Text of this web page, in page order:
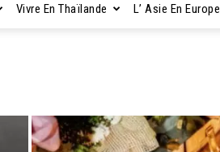
Gavroche
Thaïlande
Vivre En Thaïlande L’ Asie En Europe